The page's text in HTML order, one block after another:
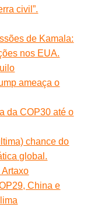
civil”.
de Kamala:
nos EUA.
ameaça o
da COP30 até o
chance do
global.
China e